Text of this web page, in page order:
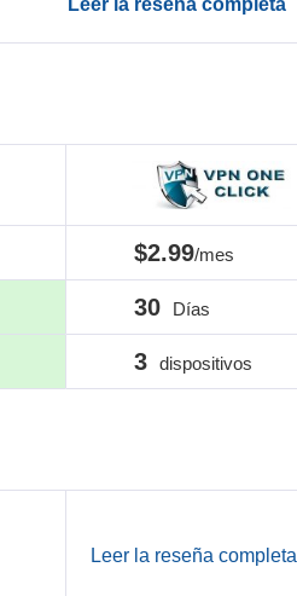
Leer la reseña completa
$2.99/mes
30 Días
3 dispositivos
Leer la reseña completa